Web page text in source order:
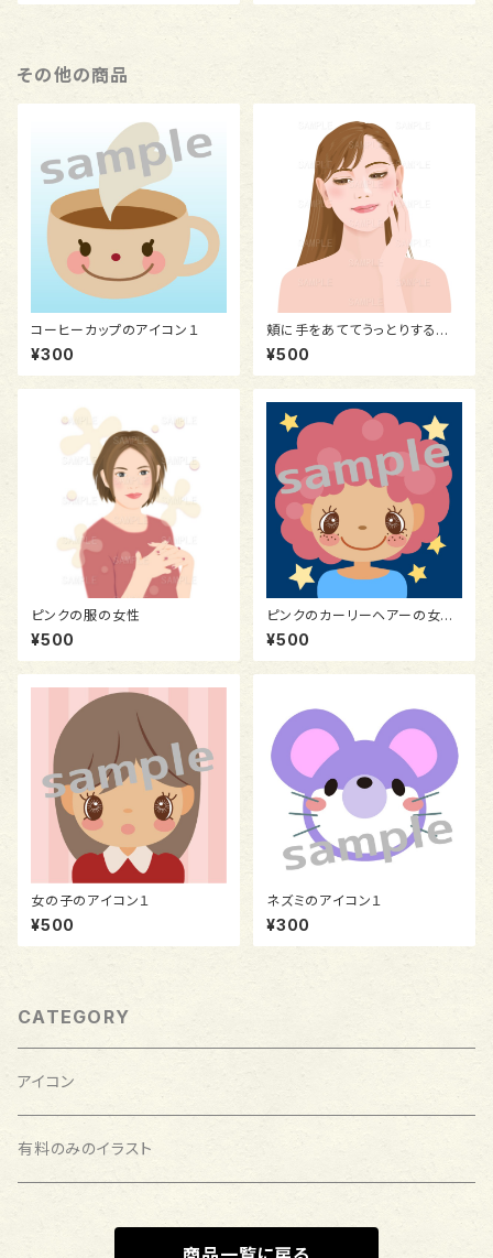
その他の商品
コーヒーカップのアイコン１
¥300
頬に手をあててうっとりする女
性
¥500
ピンクの服の女性
¥500
ピンクのカーリーヘアーの女の
子のアイコン
¥500
女の子のアイコン１
¥500
ネズミのアイコン１
¥300
CATEGORY
アイコン
有料のみのイラスト